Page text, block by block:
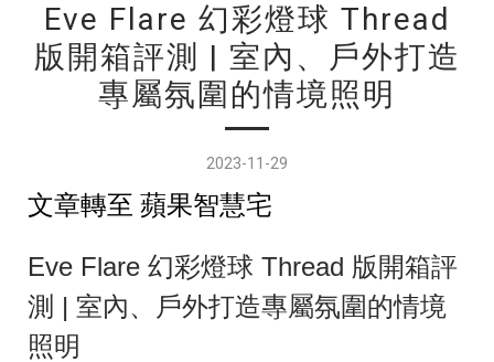
Eve Flare 幻彩燈球 Thread
版開箱評測 | 室內、戶外打造
專屬氛圍的情境照明
2023-11-29
文章轉至 蘋果智慧宅
Eve Flare 幻彩燈球 Thread 版開箱評
測 | 室內、戶外打造專屬氛圍的情境
照明